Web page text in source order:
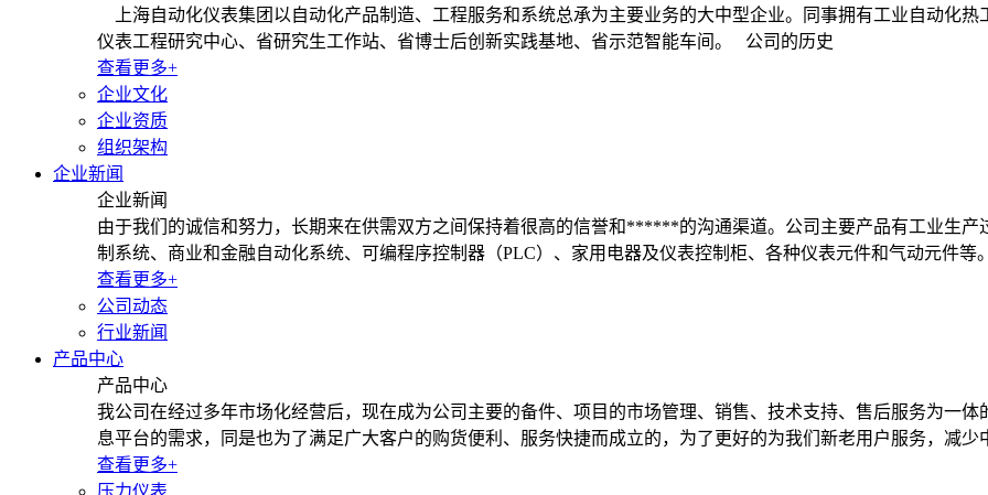
上海自动化仪表集团以自动化产品制造、工程服务和系统总承为主要业务的大中型企业。同事拥有工业自动化
仪表工程研究中心、省研究生工作站、省博士后创新实践基地、省示范智能车间。 公司的历史
查看更多+
企业文化
企业资质
组织架构
企业新闻
企业新闻
由于我们的诚信和努力，长期来在供需双方之间保持着很高的信誉和******的沟通渠道。公司主要产品有工业生
制系统、商业和金融自动化系统、可编程序控制器（PLC）、家用电器及仪表控制柜、各种仪表元件和气动元件等
查看更多+
公司动态
行业新闻
产品中心
产品中心
我公司在经过多年市场化经营后，现在成为公司主要的备件、项目的市场管理、销售、技术支持、售后服务为一
息平台的需求，同是也为了满足广大客户的购货便利、服务快捷而成立的，为了更好的为我们新老用户服务，减
查看更多+